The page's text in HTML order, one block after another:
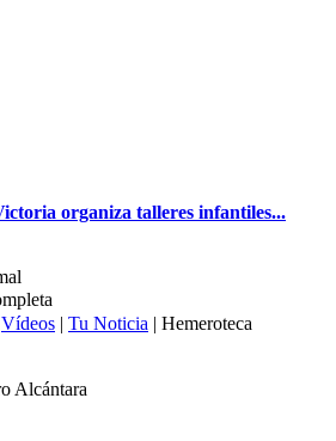
organiza talleres infantiles...
Vídeos | Tu Noticia | Hemeroteca
Alcántara